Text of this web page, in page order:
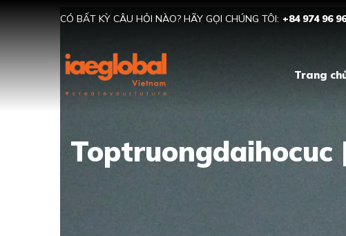
CÓ BẤT KỲ CÂU HỎI NÀO? HÃY GỌI CHÚNG TÔI: +84 974 96
Trang
Toptruongdaihocuc